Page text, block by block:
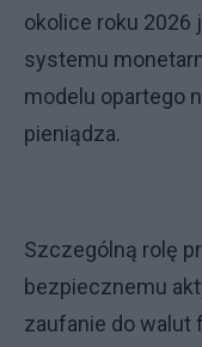
okolice roku 2026
systemu
modelu opartego
pieniądza.
Szczególną rolę
bezpiecznemu
zaufanie do walut